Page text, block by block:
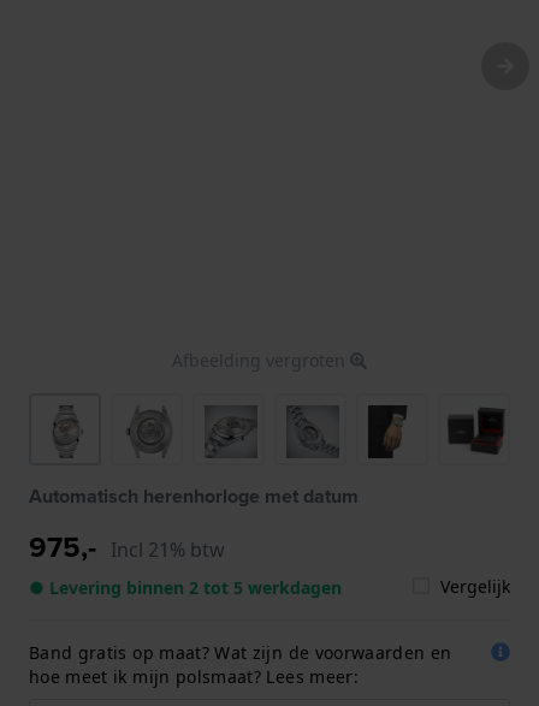
Afbeelding vergroten
Automatisch herenhorloge met datum
975,- Incl 21% btw
● Levering binnen 2 tot 5 werkdagen Vergelijk
Band gratis op maat? Wat zijn de voorwaarden en
hoe meet ik mijn polsmaat? Lees meer: